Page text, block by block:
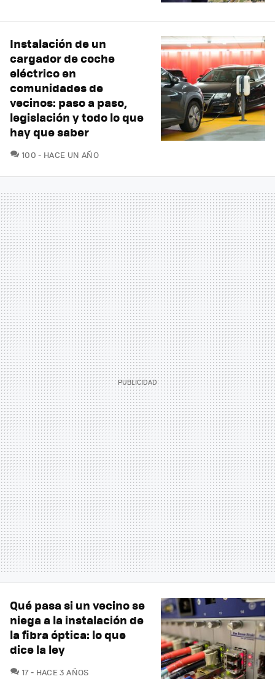
Instalación de un
cargador de coche
eléctrico en
comunidades de
vecinos: paso a paso,
legislación y todo lo que
hay que saber
100 COMENTARIOS
HACE UN AÑO
Qué pasa si un vecino se
niega a la instalación de
la fibra óptica: lo que
dice la ley
17COMENTARIOS
HACE 3 AÑOS